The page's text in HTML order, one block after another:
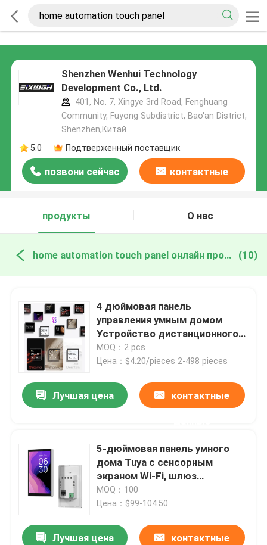
Shenzhen Wenhui Technology
Development Co., Ltd.
401, No. 7, Xingye 3rd Road, Fenghuang
Community, Fuyong Subdistrict, Bao'an District,
Shenzhen,Китай
5.0
Подтверженный поставщик
позвони сейчас контактные
продукты
О нас
home automation touch panel онлайн производство (10)
4 дюймовая панель
управления умным домом
Устройство дистанционного
управления для удобной
домашней автоматизации
управление Alexa
MOQ：2 pcs
Цена：$4.20/pieces 2-498 pieces
Лучшая цена контактные
5-дюймовая панель умного
дома Tuya с сенсорным
экраном Wi-Fi, шлюз
автоматизации Alexa/Google
Home, электропитание для
MOQ：100
Цена：$99-104.50
Лучшая цена контактные